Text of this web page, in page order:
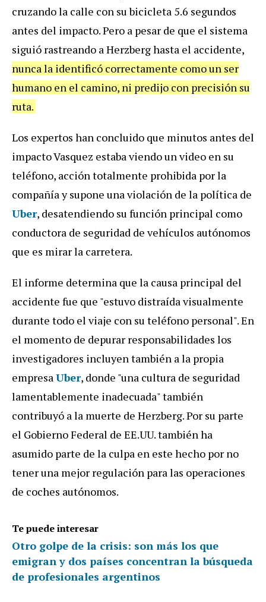
cruzando la calle con su bicicleta 5.6 segundos
antes del impacto. Pero a pesar de que el sistema
siguió rastreando a Herzberg hasta el accidente,
nunca la identificó correctamente como un ser
humano en el camino, ni predijo con precisión su
ruta.
Los expertos han concluido que minutos antes del
impacto Vasquez estaba viendo un video en su
teléfono, acción totalmente prohibida por la
compañía y supone una violación de la política de
Uber, desatendiendo su función principal como
conductora de seguridad de vehículos autónomos
que es mirar la carretera.
El informe determina que la causa principal del
accidente fue que "estuvo distraída visualmente
durante todo el viaje con su teléfono personal". En
el momento de depurar responsabilidades los
investigadores incluyen también a la propia
empresaUber, donde "una cultura de seguridad
lamentablemente inadecuada" también
contribuyó a la muerte de Herzberg. Por su parte
el Gobierno Federal de EE.UU. también ha
asumido parte de la culpa en este hecho por no
tener una mejor regulación para las operaciones
de coches autónomos.
Te puede interesar
Otro golpe de la crisis: son más los que
emigran y dos países concentran la búsqueda
de profesionales argentinos